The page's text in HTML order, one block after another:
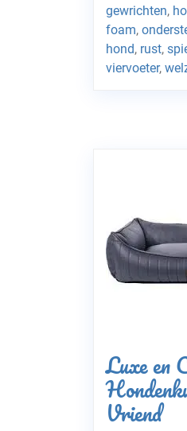
gewrichten,
foam,
hond, rust,
viervoeter,
Luxe en
Vriend